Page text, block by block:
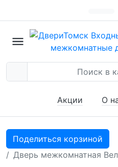
Акции О
Поделиться корзиной
Дверь межкомнатная